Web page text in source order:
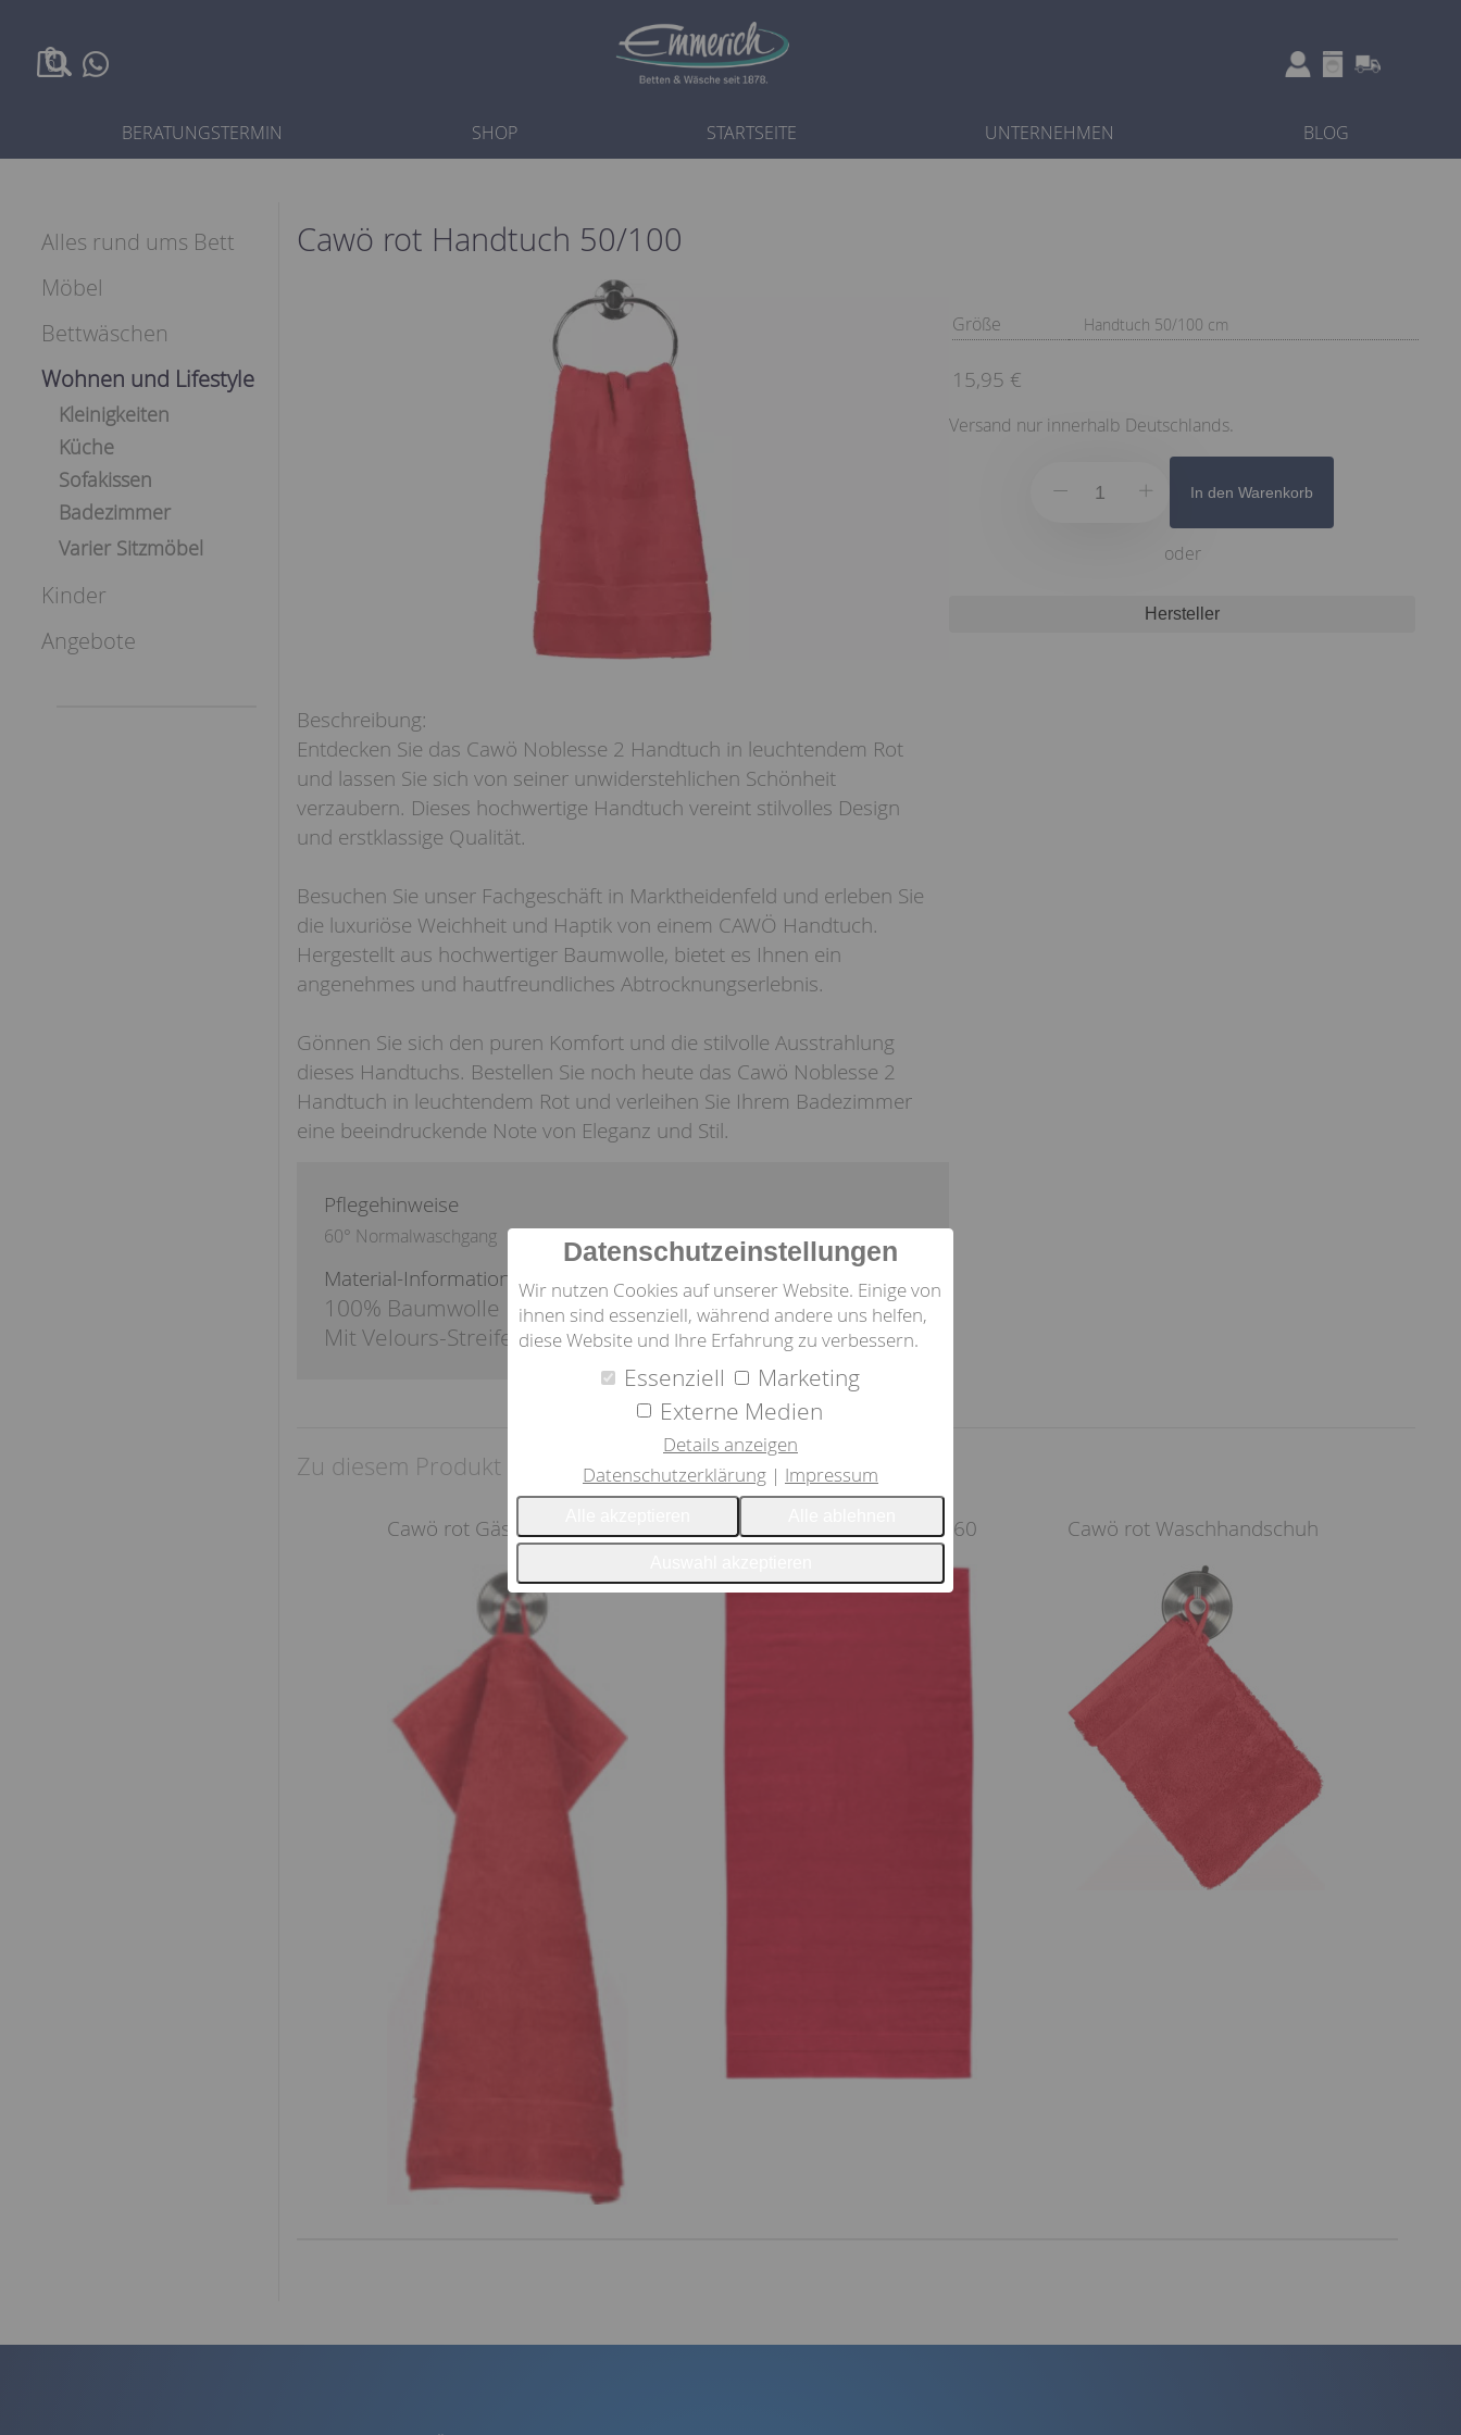
Datenschutzeinstellungen
Wir nutzen Cookies auf unserer Website. Einige von
ihnen sind essenziell, während andere uns helfen,
diese Website und Ihre Erfahrung zu verbessern.
Essenziell
Marketing
Externe Medien
Details anzeigen
Datenschutzerklärung
Impressum
0
BERATUNGSTERMIN SHOP STARTSEITE UNTERNEHMEN BLOG
Alles rund ums Bett
Möbel
Bettwäschen
Wohnen und Lifestyle
Kleinigkeiten
Küche
Sofakissen
Badezimmer
Varier Sitzmöbel
Kinder
Angebote
Cawö rot Handtuch 50/100
Entdecken Sie das Cawö Noblesse 2 Handtuch in leuchtendem Rot
und lassen Sie sich von seiner unwiderstehlichen Schönheit
verzaubern. Dieses hochwertige Handtuch vereint stilvolles Design
und erstklassige Qualität.
Besuchen Sie unser Fachgeschäft in Marktheidenfeld und erleben Sie
die luxuriöse Weichheit und Haptik von einem CAWÖ Handtuch.
Hergestellt aus hochwertiger Baumwolle, bietet es Ihnen ein
angenehmes und hautfreundliches Abtrocknungserlebnis.
Gönnen Sie sich den puren Komfort und die stilvolle Ausstrahlung
dieses Handtuchs. Bestellen Sie noch heute das Cawö Noblesse 2
Handtuch in leuchtendem Rot und verleihen Sie Ihrem Badezimmer
eine beeindruckende Note von Eleganz und Stil.
Pflegehinweise
60° Normalwaschgang
Material-Information:
100% Baumwolle
Mit Velours-Streifen
Größe Handtuch 50/100 cm
15,95 €
Versand nur innerhalb Deutschlands.
In den Warenkorb
oder
Hersteller
Zu diesem Produkt empfehlen wir
Cawö rot Gästetuch 30/50 Cawö rot Duschtuch 80/160 Cawö rot Waschhandschuh